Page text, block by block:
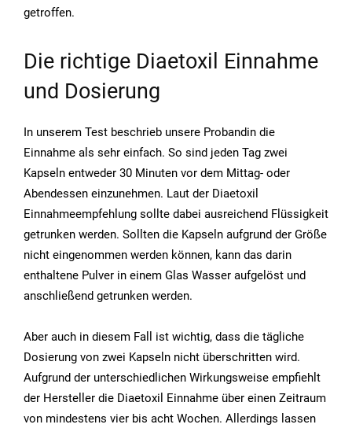
getroffen.
Die richtige Diaetoxil Einnahme
und Dosierung
In unserem Test beschrieb unsere Probandin die
Einnahme als sehr einfach. So sind jeden Tag zwei
Kapseln entweder 30 Minuten vor dem Mittag- oder
Abendessen einzunehmen. Laut der Diaetoxil
Einnahmeempfehlung sollte dabei ausreichend Flüssigkeit
getrunken werden. Sollten die Kapseln aufgrund der Größe
nicht eingenommen werden können, kann das darin
enthaltene Pulver in einem Glas Wasser aufgelöst und
anschließend getrunken werden.
Aber auch in diesem Fall ist wichtig, dass die tägliche
Dosierung von zwei Kapseln nicht überschritten wird.
Aufgrund der unterschiedlichen Wirkungsweise empfiehlt
der Hersteller die Diaetoxil Einnahme über einen Zeitraum
von mindestens vier bis acht Wochen. Allerdings lassen